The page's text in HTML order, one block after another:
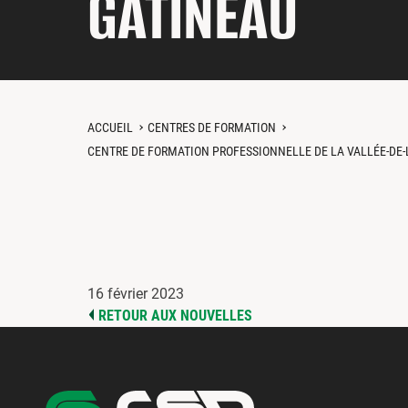
ACCUEIL
CENTRES DE FORMATION
CENTRE DE FORMATION PROFESSIONNELLE DE LA VALLÉE-
16 février 2023
RETOUR AUX NOUVELLES